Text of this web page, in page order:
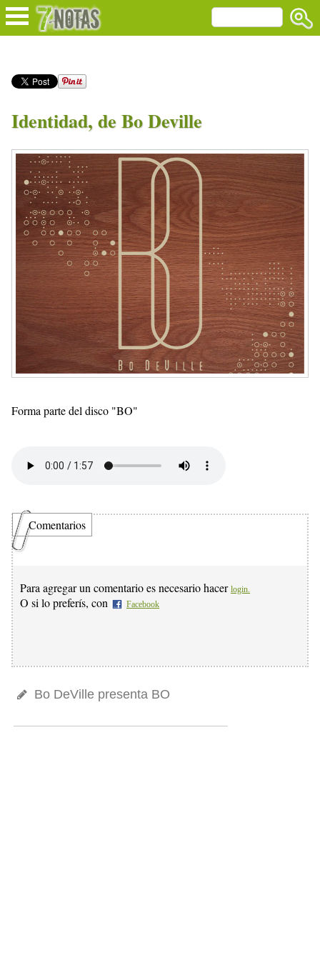
Identidad, de Bo Deville
Forma parte del disco "BO"
Comentarios
Para agregar un comentario es necesario hacer login.
O si lo preferís, con Facebook
Bo DeVille presenta BO